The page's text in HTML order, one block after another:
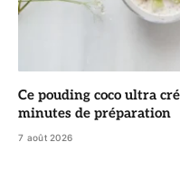
Ce pouding coco ultra
minutes de préparation
7 août 2026